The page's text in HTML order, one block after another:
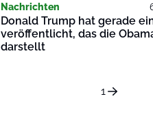
Nachrichten
Donald Trump hat gerade
veröffentlicht, das die
darstellt
1